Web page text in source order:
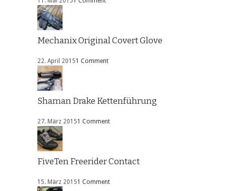
Mechanix Original Covert Glove
22. April 20151 Comment
Shaman Drake Kettenführung
27. März 20151 Comment
FiveTen Freerider Contact
15. März 20151 Comment